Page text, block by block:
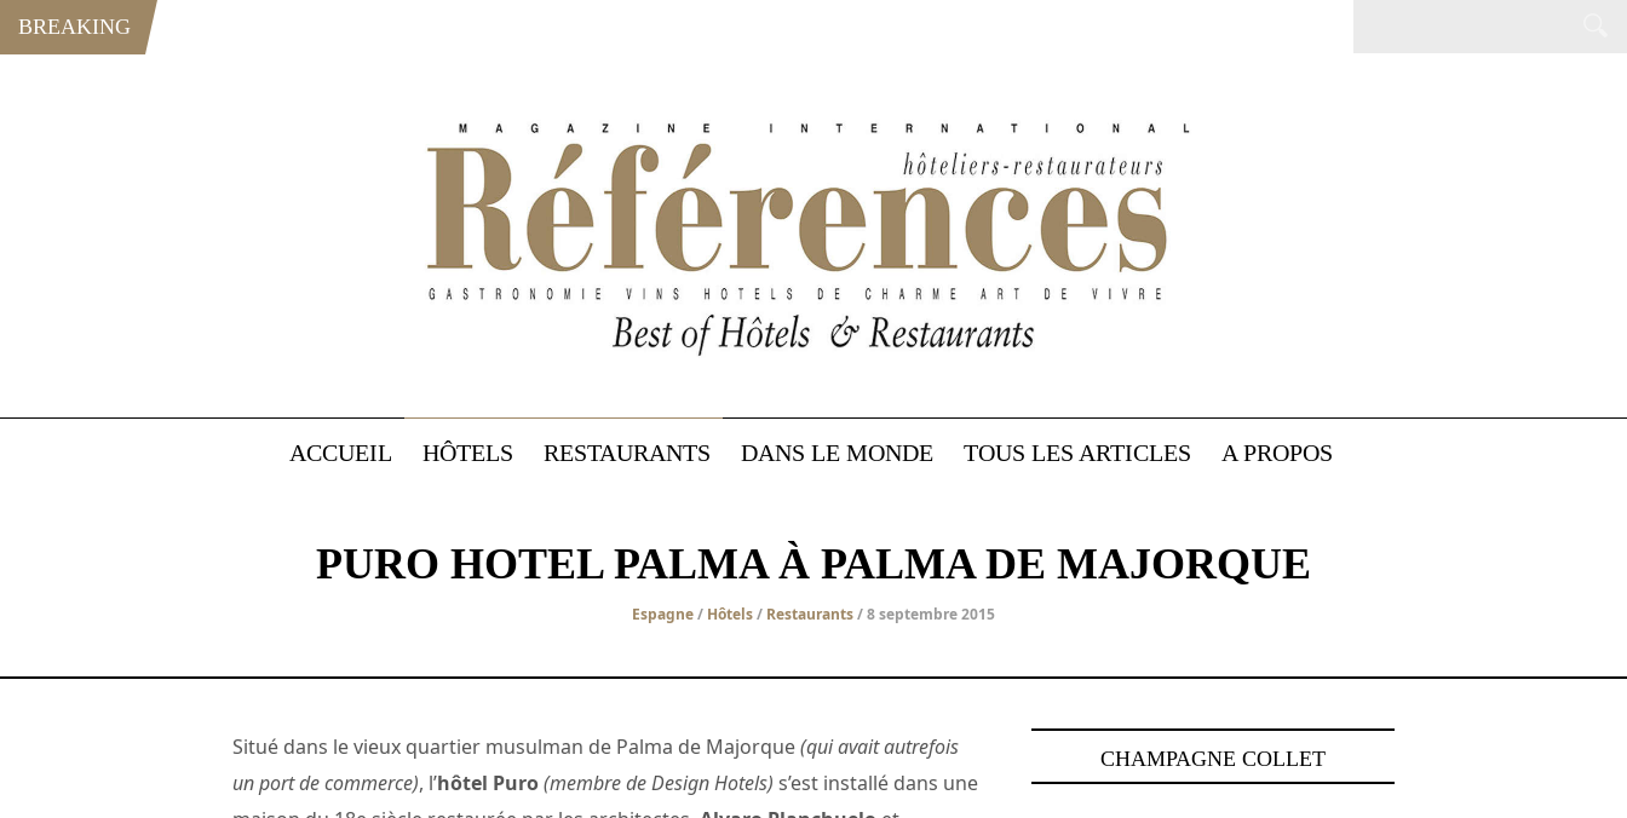
BREAKING
ACCUEIL HÔTELS RESTAURANTS DANS LE MONDE TOUS LES ARTICLES A PROPOS
PURO HOTEL PALMA À PALMA DE MAJORQUE
Espagne/ Hôtels/ Restaurants/ 8 septembre 2015
Situé dans le vieux quartier musulman de Palma de Majorque(qui avait autrefois
un port de commerce), l’hôtel Puro(membre de Design Hotels) s’est installé dans une
CHAMPAGNE COLLET